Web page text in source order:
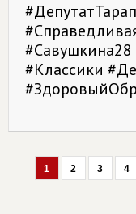
#Классики
1 2 3 4